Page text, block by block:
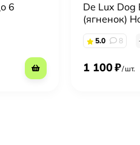
6
De Lux Dog
(ягненок)
5.0 8
1 100₽/ шт.